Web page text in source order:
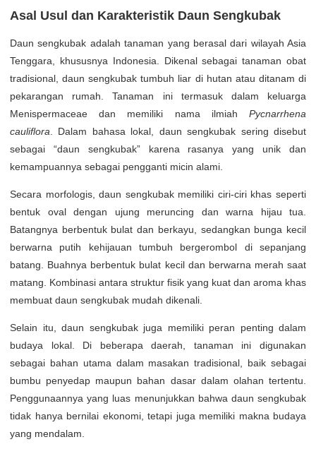
Asal Usul dan Karakteristik Daun Sengkubak
Daun sengkubak adalah tanaman yang berasal dari wilayah Asia
Tenggara, khususnya Indonesia. Dikenal sebagai tanaman obat
tradisional, daun sengkubak tumbuh liar di hutan atau ditanam di
pekarangan rumah. Tanaman ini termasuk dalam keluarga
Menispermaceae dan memiliki nama ilmiah Pycnarrhena
cauliflora . Dalam bahasa lokal, daun sengkubak sering disebut
sebagai “daun sengkubak” karena rasanya yang unik dan
kemampuannya sebagai pengganti micin alami.
Secara morfologis, daun sengkubak memiliki ciri-ciri khas seperti
bentuk oval dengan ujung meruncing dan warna hijau tua.
Batangnya berbentuk bulat dan berkayu, sedangkan bunga kecil
berwarna putih kehijauan tumbuh bergerombol di sepanjang
batang. Buahnya berbentuk bulat kecil dan berwarna merah saat
matang. Kombinasi antara struktur fisik yang kuat dan aroma khas
membuat daun sengkubak mudah dikenali.
Selain itu, daun sengkubak juga memiliki peran penting dalam
budaya lokal. Di beberapa daerah, tanaman ini digunakan
sebagai bahan utama dalam masakan tradisional, baik sebagai
bumbu penyedap maupun bahan dasar dalam olahan tertentu.
Penggunaannya yang luas menunjukkan bahwa daun sengkubak
tidak hanya bernilai ekonomi, tetapi juga memiliki makna budaya
yang mendalam.